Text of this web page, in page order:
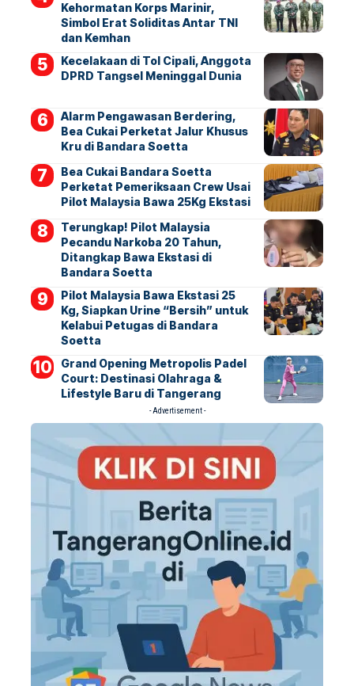
Kehormatan Korps Marinir,
Simbol Erat Soliditas Antar TNI
dan Kemhan
Kecelakaan di Tol Cipali, Anggota
DPRD Tangsel Meninggal Dunia
Alarm Pengawasan Berdering,
Bea Cukai Perketat Jalur Khusus
Kru di Bandara Soetta
Bea Cukai Bandara Soetta
Perketat Pemeriksaan Crew Usai
Pilot Malaysia Bawa 25Kg Ekstasi
Terungkap! Pilot Malaysia
Pecandu Narkoba 20 Tahun,
Ditangkap Bawa Ekstasi di
Bandara Soetta
Pilot Malaysia Bawa Ekstasi 25
Kg, Siapkan Urine “Bersih” untuk
Kelabui Petugas di Bandara
Soetta
Grand Opening Metropolis Padel
Court: Destinasi Olahraga &
Lifestyle Baru di Tangerang
- Advertisement -